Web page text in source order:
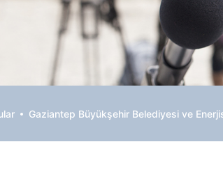
Gaziantep Büyükşehir Belediyesi ve